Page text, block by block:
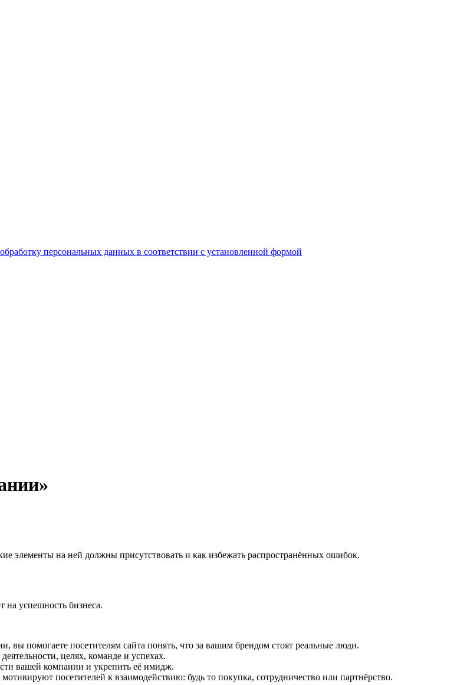
персональных данных в соответствии с установленной формой
элементы на ней должны присутствовать и как избежать распространённых ошибок.
на успешность бизнеса.
вы помогаете посетителям сайта понять, что за вашим брендом стоят реальные люди.
целях, команде и успехах.
вашей компании и укрепить её имидж.
посетителей к взаимодействию: будь то покупка, сотрудничество или партнёрство.